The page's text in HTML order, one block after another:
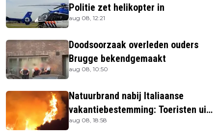
Politie zet helikopter in
aug 08, 12:21
Doodsoorzaak overleden ouders
Brugge bekendgemaakt
aug 08, 10:50
Natuurbrand nabij Italiaanse
vakantiebestemming: Toeristen uit
verblijven gehaald
aug 08, 18:58